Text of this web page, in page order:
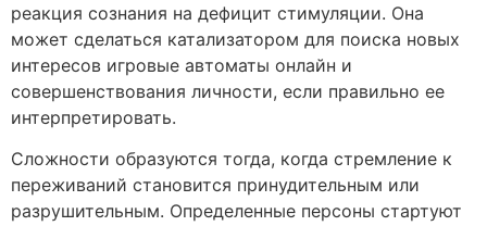
реакция сознания на дефицит стимуляции. Она
может сделаться катализатором для поиска новых
интересов игровые автоматы онлайн и
совершенствования личности, если правильно ее
интерпретировать.
Сложности образуются тогда, когда стремление к
переживаний становится принудительным или
разрушительным. Определенные персоны стартуют